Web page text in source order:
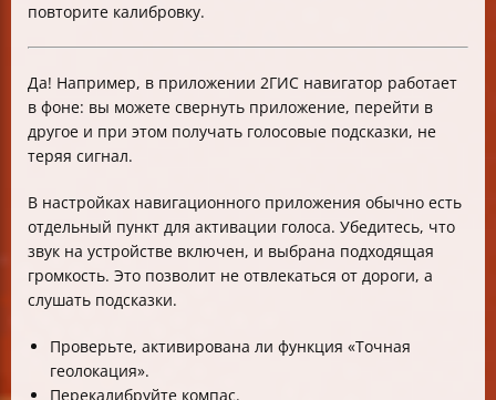
повторите калибровку.
Да! Например, в приложении 2ГИС навигатор работает
в фоне: вы можете свернуть приложение, перейти в
другое и при этом получать голосовые подсказки, не
теряя сигнал.
В настройках навигационного приложения обычно есть
отдельный пункт для активации голоса. Убедитесь, что
звук на устройстве включен, и выбрана подходящая
громкость. Это позволит не отвлекаться от дороги, а
слушать подсказки.
Проверьте, активирована ли функция «Точная
геолокация».
Перекалибруйте компас.